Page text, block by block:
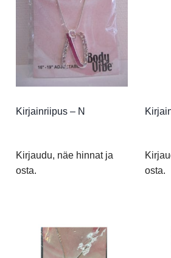
Kirjainriipus – N
Kirjaudu, näe hinnat ja
osta.
osta.